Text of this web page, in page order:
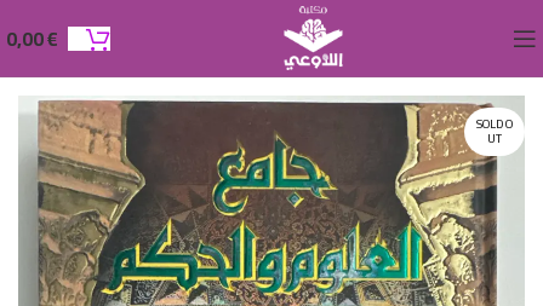
0,00€
SOLD O
UT